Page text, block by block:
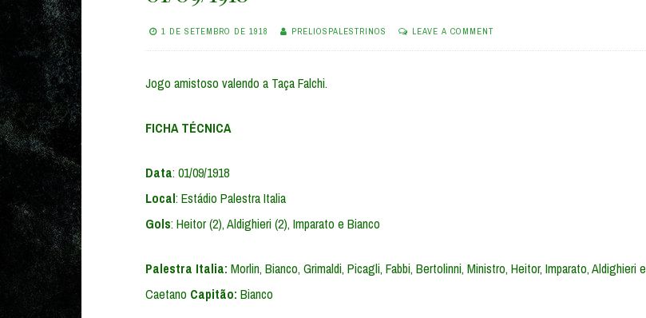
1 DE SETEMBRO DE 1918 PRELIOSPALESTRINOS LEAVE A COMMENT
Jogo amistoso valendo a Taça Falchi.
FICHA TÉCNICA
Data: 01/09/1918
Local: Estádio Palestra Italia
Gols: Heitor (2), Aldighieri (2), Imparato e Bianco
Palestra Italia: Morlin, Bianco, Grimaldi, Picagli, Fabbi, Bertolinni, Ministro, Heitor, Imparato, Aldighieri e
Caetano Capitão: Bianco